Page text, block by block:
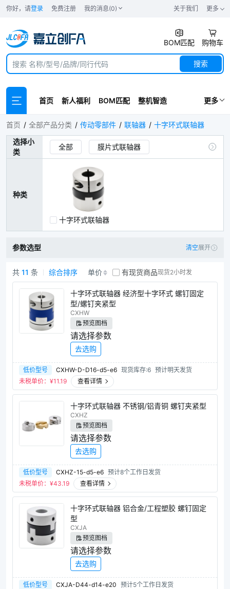
你好，请登录 免费注册 我的消息(0) 关于我们 更多
BOM匹配 购物车
搜索
首页 新人福利 BOM匹配 整机智造 更多
十字环式联轴器
首页 全部产品分类 传动零部件 联轴器
十字环式联轴器
选择小
类
全部 膜片式联轴器
梅花式联轴器
平行线式联轴器
刚性联轴器
波纹管式联轴器
8字型编码器专用联轴器
树脂型编码器专用联轴器 磁力联轴器
种类
十字环式联轴器
参数选型 清空展开
十字环式联轴器商品列表
共 11 条 综合排序 单价 有现货商品现货2小时发
十字环式联轴器 经济型十字环式 螺钉固定
型/螺钉夹紧型
CXHW
预览图档
请选择参数
去选购
低价型号 CXHW-D-D16-d5-e6 现货库存:6 预计明天发货
未税单价：¥11.19 查看详情
十字环式联轴器 不锈钢/铝青铜 螺钉夹紧型
CXHZ
预览图档
请选择参数
去选购
低价型号 CXHZ-15-d5-e6 预计8个工作日发货
未税单价：¥43.19 查看详情
十字环式联轴器 铝合金/工程塑胶 螺钉固定
型
CXJA
预览图档
请选择参数
去选购
低价型号 CXJA-D44-d14-e20 预计5个工作日发货